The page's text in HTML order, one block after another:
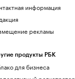
информация
рекламы
продукты РБК
для бизнеса